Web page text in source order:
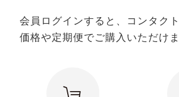
会員ログインすると、コンタク
価格や定期便でご購入いただけ